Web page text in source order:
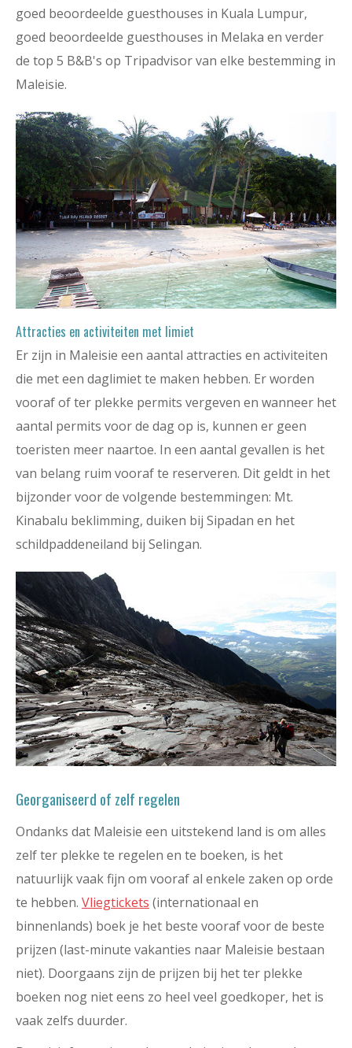
goed beoordeelde guesthouses in Kuala Lumpur,
goed beoordeelde guesthouses in Melaka en verder
de top 5 B&B's op Tripadvisor van elke bestemming in
Maleisie.
Attracties en activiteiten met limiet
Er zijn in Maleisie een aantal attracties en activiteiten
die met een daglimiet te maken hebben. Er worden
vooraf of ter plekke permits vergeven en wanneer het
aantal permits voor de dag op is, kunnen er geen
toeristen meer naartoe. In een aantal gevallen is het
van belang ruim vooraf te reserveren. Dit geldt in het
bijzonder voor de volgende bestemmingen: Mt.
Kinabalu beklimming, duiken bij Sipadan en het
schildpaddeneiland bij Selingan.
Georganiseerd of zelf regelen
Ondanks dat Maleisie een uitstekend land is om alles
zelf ter plekke te regelen en te boeken, is het
natuurlijk vaak fijn om vooraf al enkele zaken op orde
te hebben. Vliegtickets (internationaal en
binnenlands) boek je het beste vooraf voor de beste
prijzen (last-minute vakanties naar Maleisie bestaan
niet). Doorgaans zijn de prijzen bij het ter plekke
boeken nog niet eens zo heel veel goedkoper, het is
vaak zelfs duurder.